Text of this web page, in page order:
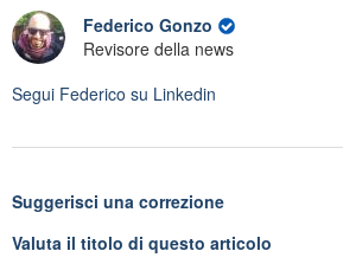
Federico Gonzo
Revisore della news
Segui Federico su Linkedin
Suggerisci una correzione
Valuta il titolo di questo articolo